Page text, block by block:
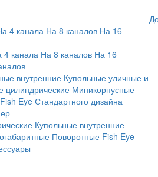
4 канала На 8 каналов На 16
4 канала На 8 каналов На 16
внутренние Купольные уличные и
цилиндрические Миникорпусные
Fish Eye Стандартного дизайна
Купольные внутренние
Поворотные Fish Eye